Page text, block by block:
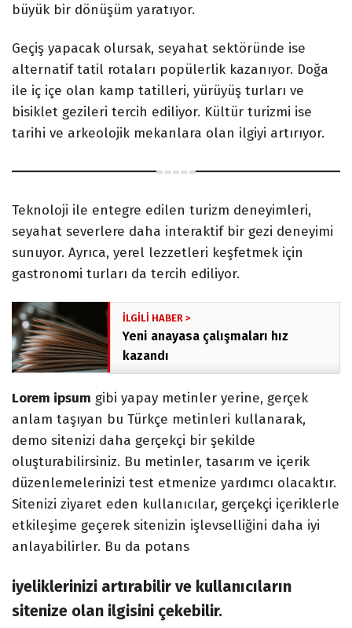
büyük bir dönüşüm yaratıyor.
Geçiş yapacak olursak, seyahat sektöründe ise
alternatif tatil rotaları popülerlik kazanıyor. Doğa
ile iç içe olan kamp tatilleri, yürüyüş turları ve
bisiklet gezileri tercih ediliyor. Kültür turizmi ise
tarihi ve arkeolojik mekanlara olan ilgiyi artırıyor.
Teknoloji ile entegre edilen turizm deneyimleri,
seyahat severlere daha interaktif bir gezi deneyimi
sunuyor. Ayrıca, yerel lezzetleri keşfetmek için
gastronomi turları da tercih ediliyor.
Yeni anayasa çalışmaları hız
kazandı
Lorem ipsum gibi yapay metinler yerine, gerçek
anlam taşıyan bu Türkçe metinleri kullanarak,
demo sitenizi daha gerçekçi bir şekilde
oluşturabilirsiniz. Bu metinler, tasarım ve içerik
düzenlemelerinizi test etmenize yardımcı olacaktır.
Sitenizi ziyaret eden kullanıcılar, gerçekçi içeriklerle
etkileşime geçerek sitenizin işlevselliğini daha iyi
anlayabilirler. Bu da potans
iyeliklerinizi artırabilir ve kullanıcıların
sitenize olan ilgisini çekebilir.